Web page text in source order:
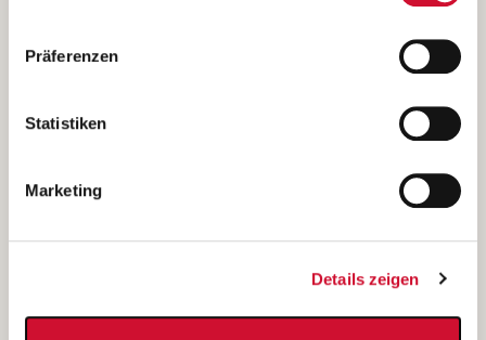
Sie der Speicherung sämtlicher Cookies zu. Sie können
Ihre Einwilligung selbstverständlich jederzeit widerrufen,
indem Sie die Cookie-Einstellungen aufrufen und diese
unsererDatenschutzerklärung
Präferenzen
Statistiken
Marketing
Details zeigen
Kantstraße 45a
(Ein Tochterunternehmen des AWO Bezirksverbandes Unterfranken
e.V.)
Bewerbung als Altenpflegehelfer*in